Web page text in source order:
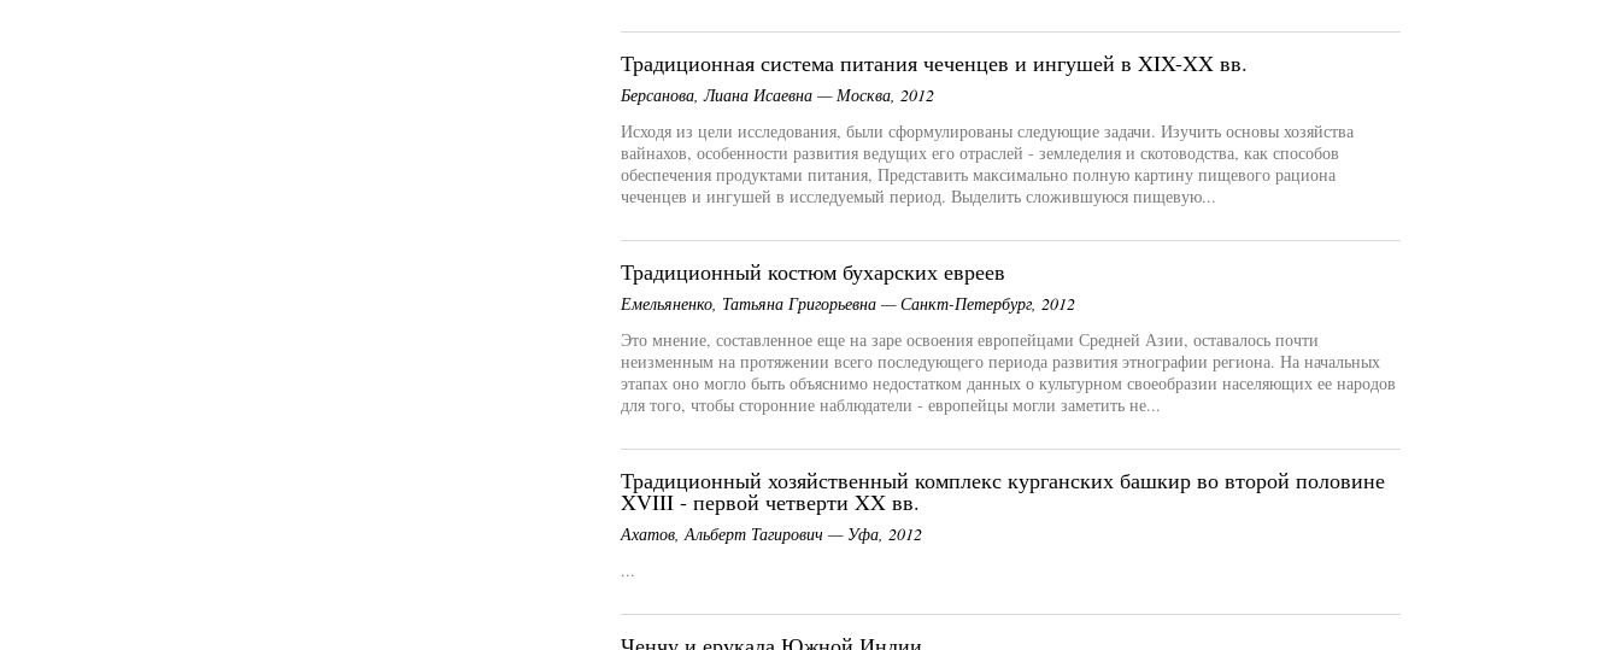
Традиционная система питания чеченцев и ингушей в XIX-XX вв.
Берсанова, Лиана Исаевна — Москва, 2012
Исходя из цели исследования, были сформулированы следующие задачи. Изучить основы хозяйства
вайнахов, особенности развития ведущих его отраслей - земледелия и скотоводства, как способов
обеспечения продуктами питания, Представить максимально полную картину пищевого рациона
чеченцев и ингушей в исследуемый период. Выделить сложившуюся пищевую...
Традиционный костюм бухарских евреев
Емельяненко, Татьяна Григорьевна — Санкт-Петербург, 2012
Это мнение, составленное еще на заре освоения европейцами Средней Азии, оставалось почти
неизменным на протяжении всего последующего периода развития этнографии региона. На начальных
этапах оно могло быть объяснимо недостатком данных о культурном своеобразии населяющих ее народов
для того, чтобы сторонние наблюдатели - европейцы могли заметить не...
Традиционный хозяйственный комплекс курганских башкир во второй половине
XVIII - первой четверти XX вв.
Ахатов, Альберт Тагирович — Уфа, 2012
...